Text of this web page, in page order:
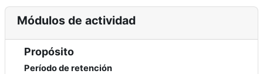
Módulos de actividad
Propósito
Período de retención